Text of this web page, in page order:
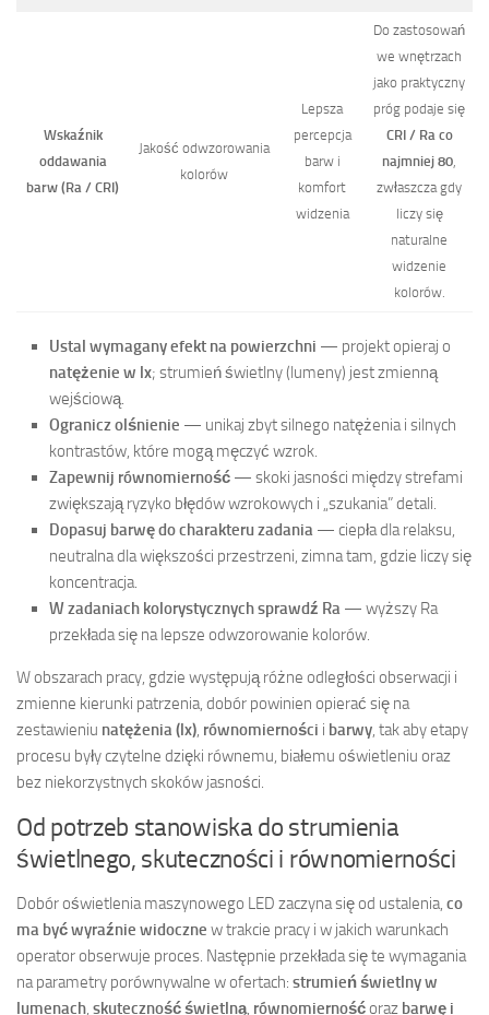
Wskaźnik
oddawania
barw (Ra / CRI)
Jakość odwzorowania
kolorów
Lepsza
percepcja
barw i
komfort
widzenia
Do zastosowań
we wnętrzach
jako praktyczny
próg podaje się
CRI / Ra co
najmniej 80
zwłaszcza gdy
liczy się
naturalne
widzenie
kolorów.
Ustal wymagany efekt na powierzchni — projekt opieraj o
natężenie w lx; strumień świetlny (lumeny) jest zmienną
wejściową.
Ogranicz olśnienie — unikaj zbyt silnego natężenia i silnych
kontrastów, które mogą męczyć wzrok.
Zapewnij równomierność — skoki jasności między strefami
zwiększają ryzyko błędów wzrokowych i „szukania” detali.
Dopasuj barwę do charakteru zadania — ciepła dla relaksu,
neutralna dla większości przestrzeni, zimna tam, gdzie liczy się
koncentracja.
W zadaniach kolorystycznych sprawdź Ra — wyższy Ra
przekłada się na lepsze odwzorowanie kolorów.
W obszarach pracy, gdzie występują różne odległości obserwacji i
zmienne kierunki patrzenia, dobór powinien opierać się na
zestawieniu natężenia (lx), równomierności i barwy, tak aby etapy
procesu były czytelne dzięki równemu, białemu oświetleniu oraz
bez niekorzystnych skoków jasności.
Od potrzeb stanowiska do strumienia
świetlnego, skuteczności i równomierności
Dobór oświetlenia maszynowego LED zaczyna się od ustalenia, co
ma być wyraźnie widoczne w trakcie pracy i w jakich warunkach
operator obserwuje proces. Następnie przekłada się te wymagania
na parametry porównywalne w ofertach: strumień świetlny w
lumenach, skuteczność świetlną, równomiernośćoraz barwę i